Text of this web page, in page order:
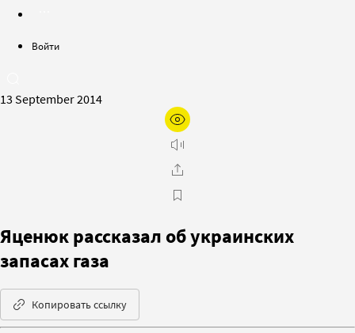
Войти
13 September 2014
Яценюк рассказал об украинских
запасах газа
Копировать ссылку